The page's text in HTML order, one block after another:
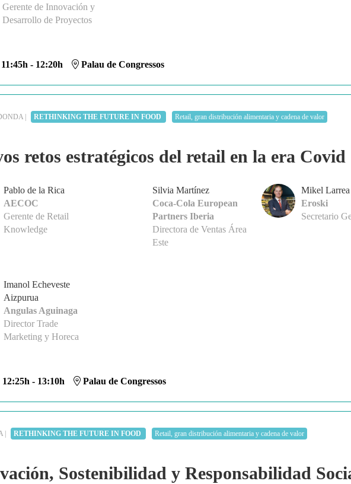
Gerente de Innovación y
Desarrollo de Proyectos
11:45h - 12:20h Palau de Congressos
| RETHINKING THE FUTURE IN FOOD Retail, gran distribución alimentaria y cadena de valor
retos estratégicos del retail en la era Covid
Pablo de la Rica
AECOC
Gerente de Retail
Knowledge
Silvia Martínez
Coca-Cola European
Partners Iberia
Directora de Ventas Área
Este
Mikel Larrea
Eroski
Secretario
Imanol Echeveste
Aizpurua
Angulas Aguinaga
Director Trade
Marketing y Horeca
12:25h - 13:10h Palau de Congressos
| RETHINKING THE FUTURE IN FOOD Retail, gran distribución alimentaria y cadena de valor
Sostenibilidad y Responsabilidad